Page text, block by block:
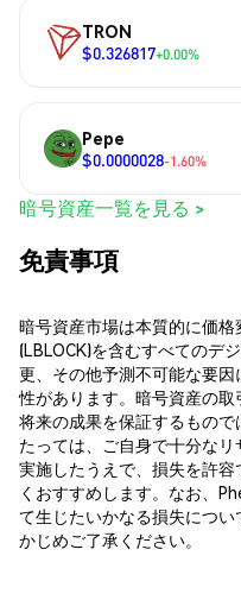
TRON
$0.326817+0.00%
Pepe
$0.0000028-1.60%
暗号資産一覧を見る >
免責事項
暗号資産市場は本質的に価
(LBLOCK)を含むすべてのデ
更、その他予測不可能な要
性があります。暗号資産の
将来の成果を保証するもの
たっては、ご自身で十分な
実施したうえで、損失を許
くおすすめします。なお、
て生じたいかなる損失につ
かじめご了承ください。